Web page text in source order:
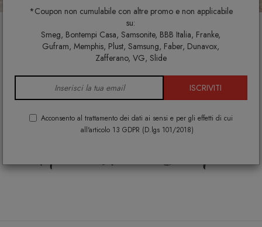
*Coupon non cumulabile con altre promo e non applicabile
su:
Smeg, Bontempi Casa, Samsonite, BBB Italia, Franke,
Gufram, Memphis, Plust, Samsung, Faber, Dunavox,
Zafferano, VG, Slide
ISCRIVITI
Acconsento al trattamento dei dati ai sensi e per gli effetti di cui
all'articolo 13 GDPR (D.lgs 101/2018)
DESIGNPERTE.IT®
Arredamento di
Design per la tua casa